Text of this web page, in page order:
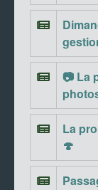
📷 La
La
🍄